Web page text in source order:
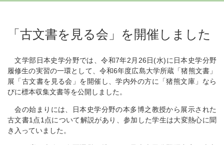
「古文書を見る会」を開催しました
文学部日本史学分野では、令和7年2月26日(水)に日本史学分野
履修生の実習の一環として、令和6年度広島大学所蔵「猪熊文書」
展「古文書を見る会」を開催し、学内外の方に「猪熊文庫」なら
びに標本収集文書等を公開しました。
会の始まりには、日本史学分野の本多博之教授から展示された
古文書1点1点について解説があり、参加した学生は大変熱心に聞
き入っていました。